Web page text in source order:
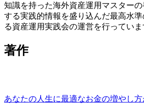
知識を持った海外資産運用マスター
する実践的情報を盛り込んだ最高水
る資産運用実践会の運営を行っていま
著作
あなたの人生に最適なお金の増やし